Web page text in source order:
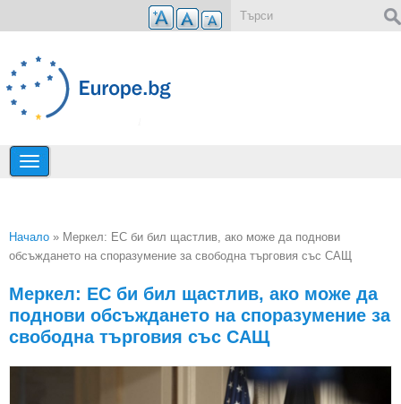
Премини към основното съдържание
Вие сте тук
Начало » Меркел: ЕС би бил щастлив, ако може да поднови
обсъждането на споразумение за свободна търговия със САЩ
Меркел: ЕС би бил щастлив, ако може да
поднови обсъждането на споразумение за
свободна търговия със САЩ